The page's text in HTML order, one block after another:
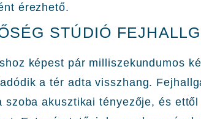
érezhető.
STÚDIÓ
képest pár milliszekundumos
a tér adta visszhang.
szoba akusztikai tényezője, és